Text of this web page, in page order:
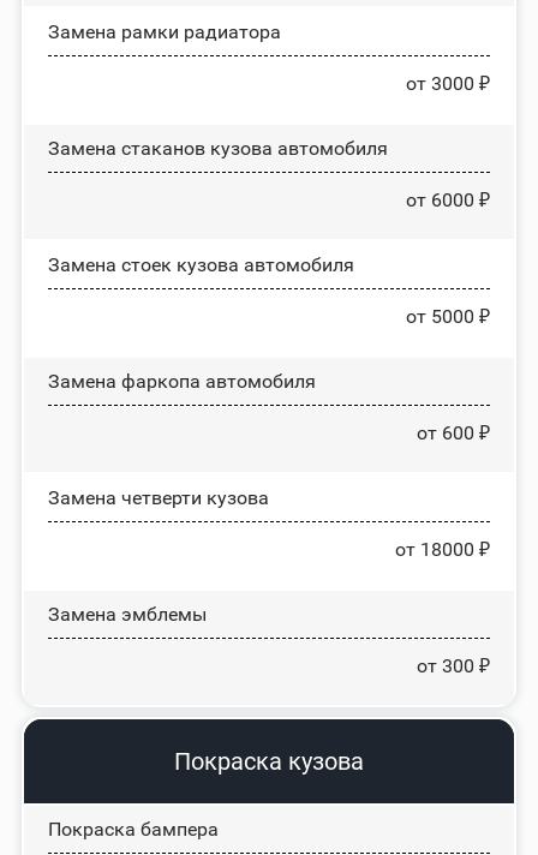
Замена рамки радиатора
от 3000 ₽
Замена стаканов кузова автомобиля
от 6000 ₽
Замена стоек кузова автомобиля
от 5000 ₽
Замена фаркопа автомобиля
от 600 ₽
Замена четверти кузова
от 18000 ₽
Замена эмблемы
от 300 ₽
Покраска кузова
Покраска бампера